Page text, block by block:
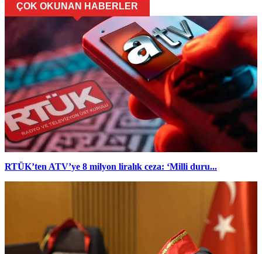
ÇOK OKUNAN HABERLER
RTÜK’ten ATV’ye 8 milyon liralık ceza: ‘Milli duru...